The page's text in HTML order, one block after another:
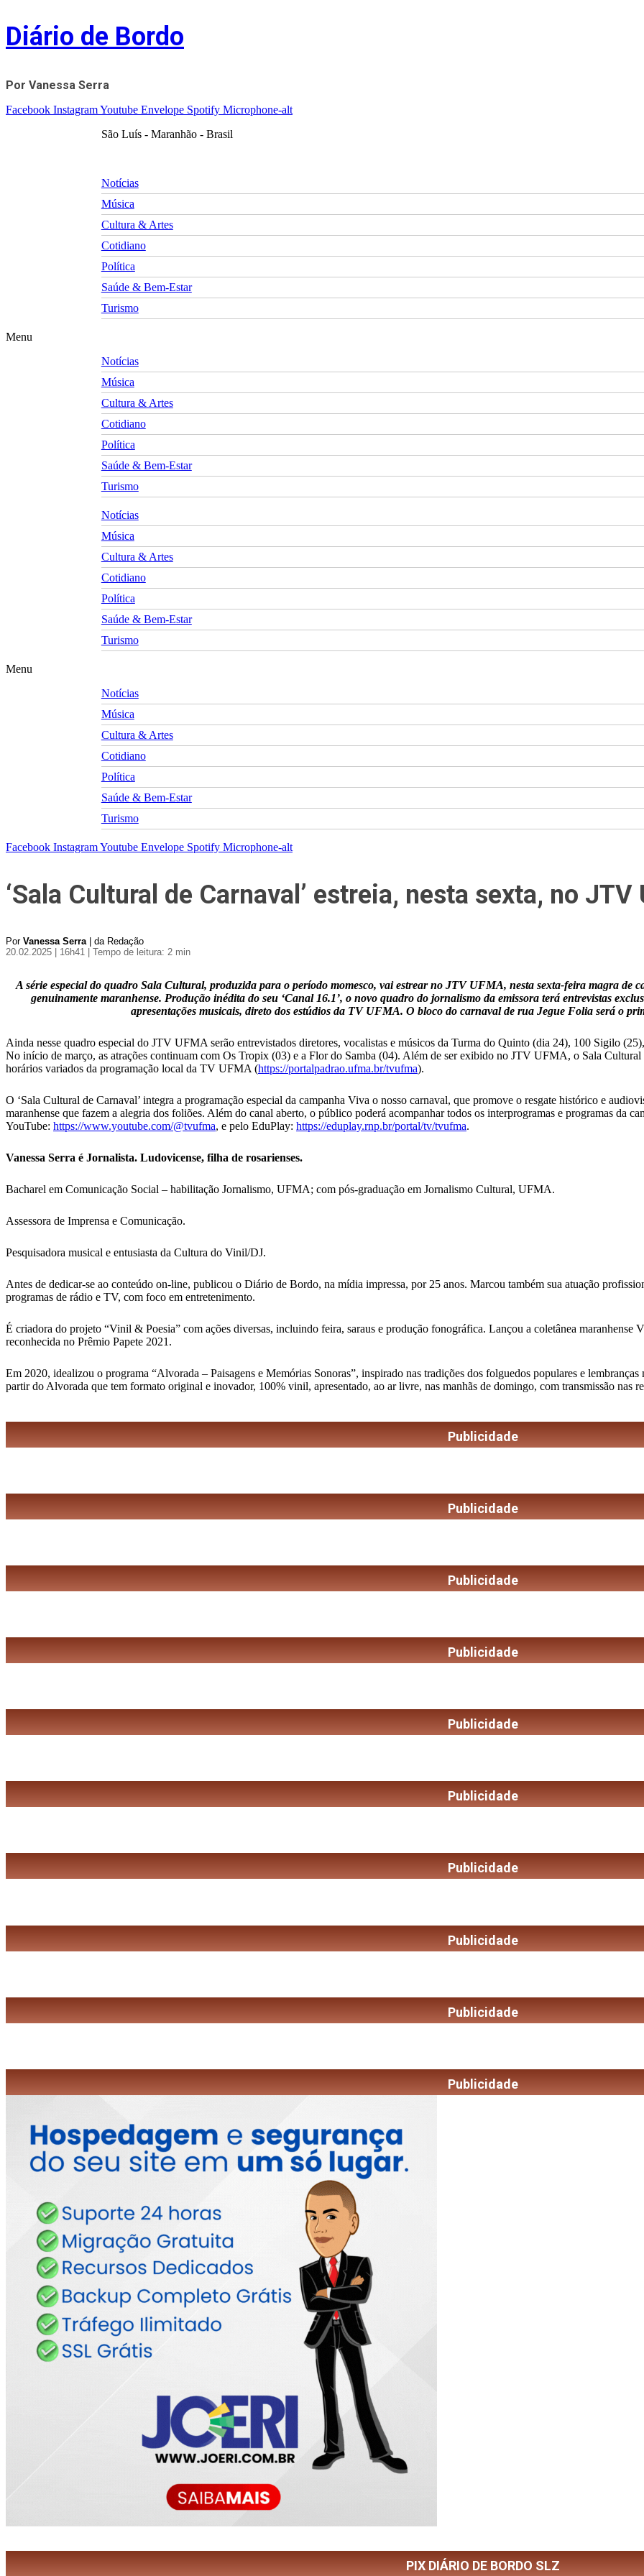
Skip
to
content
Diário de Bordo
Por Vanessa Serra
Facebook InstagramYoutube Envelope Spotify Microphone-alt
São Luís - Maranhão - Brasil
Notícias
Música
Cultura & Artes
Cotidiano
Política
Saúde & Bem-Estar
Turismo
Menu
Notícias
Música
Cultura & Artes
Cotidiano
Política
Saúde & Bem-Estar
Turismo
Notícias
Música
Cultura & Artes
Cotidiano
Política
Saúde & Bem-Estar
Turismo
Menu
Notícias
Música
Cultura & Artes
Cotidiano
Política
Saúde & Bem-Estar
Turismo
Facebook InstagramYoutube Envelope Spotify Microphone-alt
‘Sala Cultural de Carnaval’ estreia, nesta sexta, no JTV
Por Vanessa Serra| da Redação
20.02.2025 | 16h41
| Tempo de leitura: 2 min
A série especial do quadro Sala Cultural, produzida para o período momesco, vai estrear no JTV UFMA, nesta sexta-feira magra de
genuinamente maranhense. Produção inédita do seu ‘Canal 16.1’, o novo quadro do jornalismo da emissora terá entrevistas
apresentações musicais, direto dos estúdios da TV UFMA. O bloco do carnaval de rua Jegue Folia será o
Ainda nesse quadro especial do JTV UFMA serão entrevistados diretores, vocalistas e músicos da Turma do Quinto (dia 24), 100 Sigilo
No início de março, as atrações continuam com Os Tropix (03) e a Flor do Samba (04). Além de ser exibido no JTV UFMA, o Sala
horários variados da programação local da TV UFMA (https://portalpadrao.ufma.br/tvufma).
O ‘Sala Cultural de Carnaval’ integra a programação especial da campanha Viva o nosso carnaval, que promove o resgate histórico e
maranhense que fazem a alegria dos foliões. Além do canal aberto, o público poderá acompanhar todos os interprogramas e programas da
YouTube: https://www.youtube.com/@tvufma, e pelo EduPlay: https://eduplay.rnp.br/portal/tv/tvufma.
Vanessa Serra é Jornalista. Ludovicense, filha de rosarienses.
Bacharel em Comunicação Social – habilitação Jornalismo, UFMA; com pós-graduação em Jornalismo Cultural, UFMA.
Assessora de Imprensa e Comunicação.
Pesquisadora musical e entusiasta da Cultura do Vinil/DJ.
Antes de dedicar-se ao conteúdo on-line, publicou o Diário de Bordo, na mídia impressa, por 25 anos. Marcou também sua atuação
programas de rádio e TV, com foco em entretenimento.
É criadora do projeto “Vinil & Poesia” com ações diversas, incluindo feira, saraus e produção fonográfica. Lançou a coletânea
reconhecida no Prêmio Papete 2021.
Em 2020, idealizou o programa “Alvorada – Paisagens e Memórias Sonoras”, inspirado nas tradições dos folguedos populares e
partir do Alvorada que tem formato original e inovador, 100% vinil, apresentado, ao ar livre, nas manhãs de domingo, com transmissão nas
Publicidade
Publicidade
Publicidade
Publicidade
Publicidade
Publicidade
Publicidade
Publicidade
Publicidade
Publicidade
PIX DIÁRIO DE BORDO SLZ